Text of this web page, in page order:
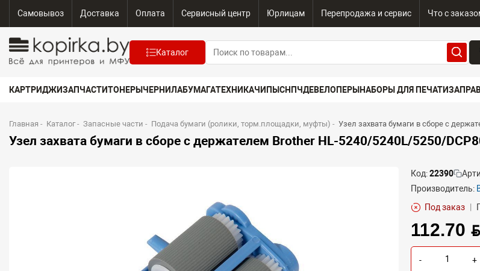
Самовывоз Доставка Оплата Сервисный центр Юрлицам Перепродажа и сервис Что с
Каталог
КАРТРИДЖИЗАПЧАСТИТОНЕРЫ ЧЕРНИЛАБУМАГАТЕХНИКАЧИПЫСНПЧДЕВЕЛОПЕРЫ НАБОРЫ ДЛЯ ПЕЧАТИ
Главная - Каталог - Запасные части - Подача бумаги (ролики, торм.площадки, муфты) - Узел захвата бумаги в сборе с
Узел захвата бумаги в сборе с держателем Brother HL-5240/5240L/5250/
Код:22390
Производитель:
Под заказ
112.70 BYN
- +